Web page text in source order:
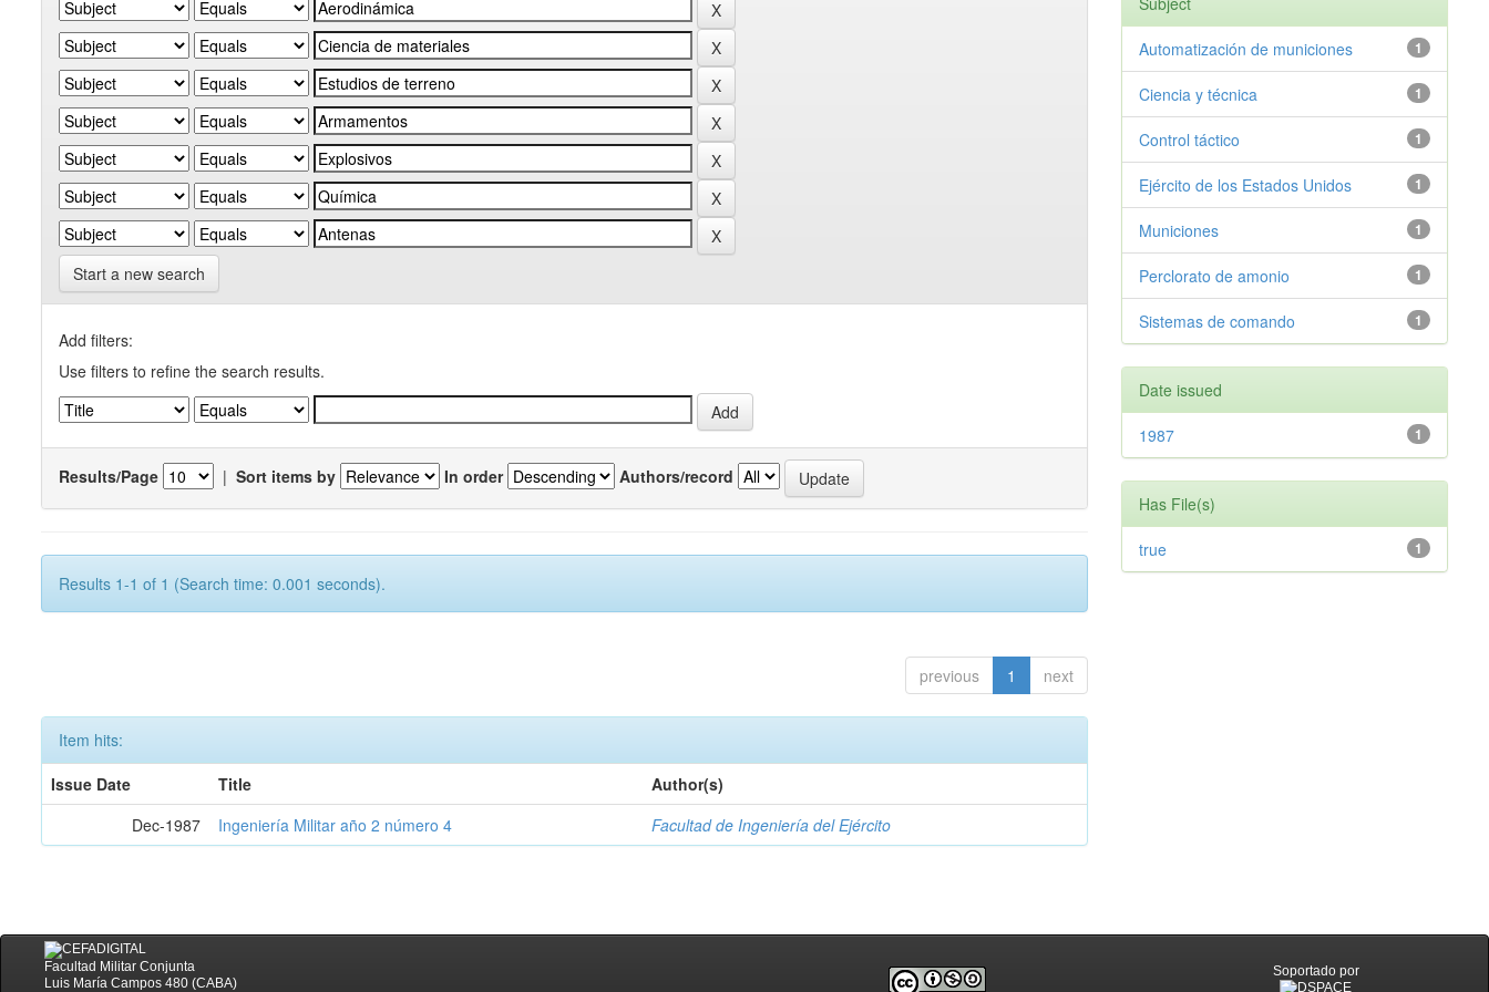
Start a new search
Add filters:
Use filters to refine the search results.
Results/Page | Sort items by In order Authors/record
Results 1-1 of 1 (Search time: 0.001 seconds).
previous 1 next
Item hits:
Issue Date
Title
Author(s)
Dec-1987
Ingeniería Militar año 2 número 4 Facultad de Ingeniería del Ejército
1
Automatización de municiones
1
Ciencia y técnica
1
Control táctico
1
Ejército de los Estados Unidos
1
Municiones
1
Perclorato de amonio
1
Sistemas de comando
Date issued
1
1987
Has File(s)
1
true
Facultad Militar Conjunta
Luis María Campos 480 (CABA)
Soportado por